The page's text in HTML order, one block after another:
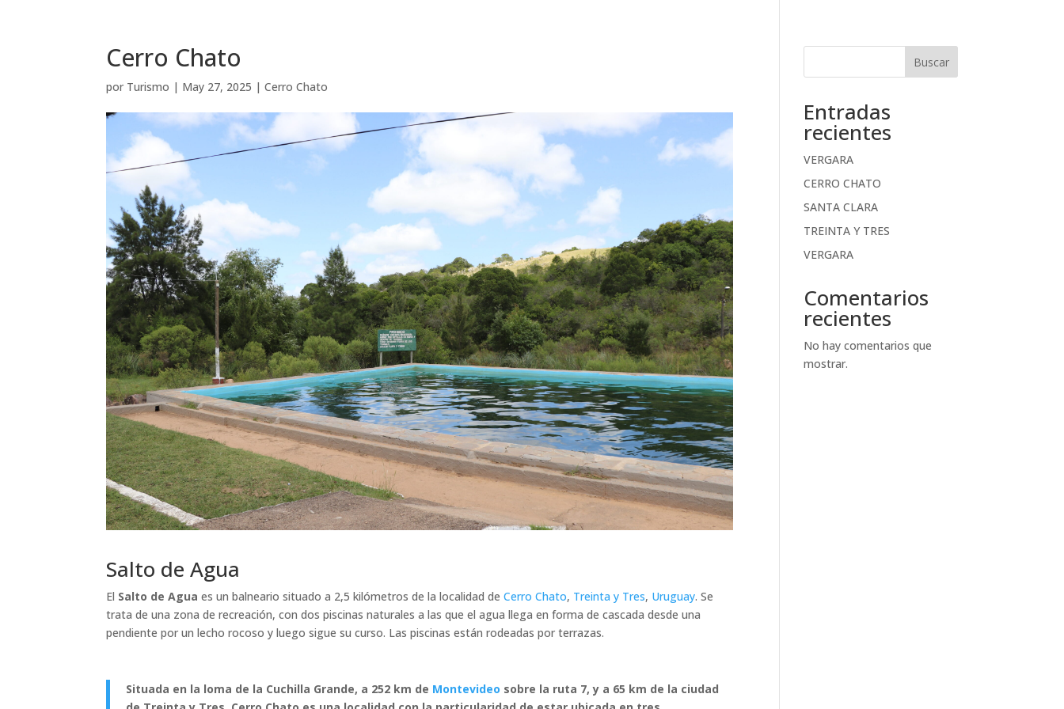
Cerro Chato
por Turismo | May 27, 2025 |Cerro Chato
Salto de Agua
El Salto de Agua es un balneario situado a 2,5 kilómetros de la localidad deCerro Chato, Treinta y Tres, Uruguay. Se
trata de una zona de recreación, con dos piscinas naturales a las que el agua llega en forma de cascada desde una
pendiente por un lecho rocoso y luego sigue su curso. Las piscinas están rodeadas por terrazas.
Situada en la loma de la Cuchilla Grande, a 252 km de Montevideo sobre la ruta 7, y a 65 km de la ciudad
Buscar
Entradas
recientes
VERGARA
CERRO CHATO
SANTA CLARA
TREINTA Y TRES
VERGARA
Comentarios
recientes
No hay comentarios que
mostrar.